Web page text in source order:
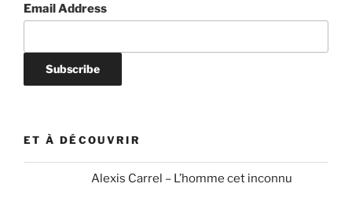
Email Address
ET À DÉCOUVRIR
Alexis Carrel – L’homme cet inconnu